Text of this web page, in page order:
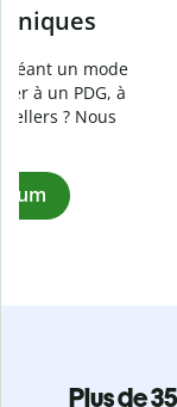
Vérifiez que
logiciel anti-
secondes et
Plus de